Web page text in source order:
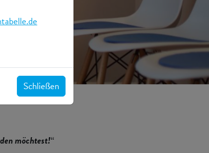
möchtest!“
Schließen